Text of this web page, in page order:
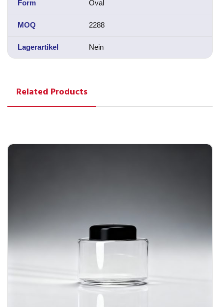
Form Oval
MOQ 2288
Lagerartikel Nein
Related Products